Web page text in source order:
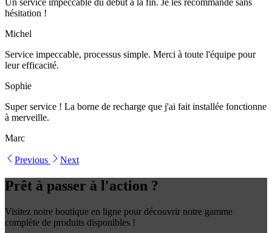
Un service impeccable du début à la fin. Je les recommande sans
hésitation !
Michel
Service impeccable, processus simple. Merci à toute l'équipe pour
leur efficacité.
Sophie
Super service ! La borne de recharge que j'ai fait installée fonctionne
à merveille.
Marc
Previous Next
Prêt à passer à l'action ?
Visitez notre boutique en ligne pour découvrir notre gamme
complète de produits disponibles !